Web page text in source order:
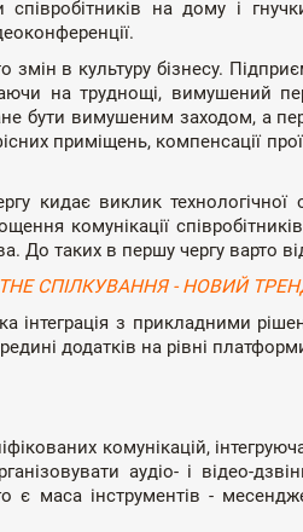
на дому і
змін в культуру бізнесу.
на труднощі, вимушений
бути вимушеним заходом, а
приміщень, компенсації
кидає виклик
комунікації
До таких в першу чергу варто
СПІЛКУВАННЯ - НОВИЙ
інтеграція з прикладними
додатків на рівні
комунікацій,
аудіо- і відео-
маса інструментів -